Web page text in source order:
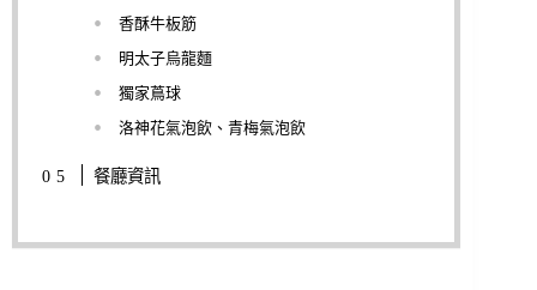
香酥牛板筋
明太子烏龍麵
獨家蔦球
洛神花氣泡飲、青梅氣泡飲
餐廳資訊